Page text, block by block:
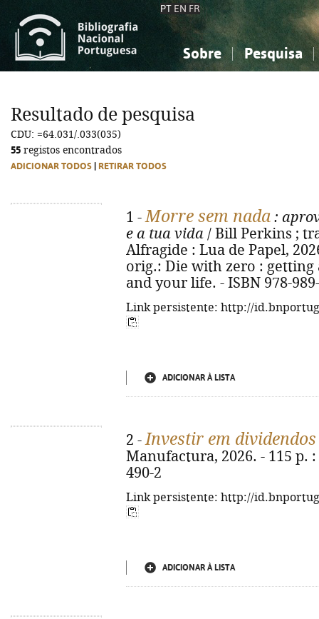
PT EN FR
Sobre Pesquisa
Ciências sociais...
Ciências sociais...
Resultado de pesquisa
CDU: =64.031/.033(035)
55 registos encontrados
ADICIONAR TODOS RETIRAR TODOS
1 -Morre sem nada :
e a tua vida / Bill Perkins ;
Alfragide : Lua de Papel,
orig.: Die with zero :
and your life. - ISBN 978-
Link persistente: http://
ADICIONAR À LISTA
2 -Investir em dividendos
Manufactura, 2026. - 115 p. :
490-2
Link persistente: http://
ADICIONAR À LISTA